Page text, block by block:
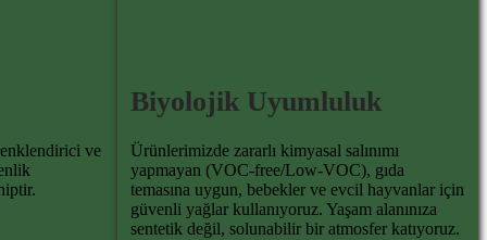
ve
Biyolojik Uyumluluk
Ürünlerimizde zararlı kimyasal salınımı
yapmayan (VOC-free/Low-VOC), gıda
temasına uygun, bebekler ve evcil hayvanlar için
güvenli yağlar kullanıyoruz. Yaşam alanınıza
sentetik değil, solunabilir bir atmosfer katıyoruz.